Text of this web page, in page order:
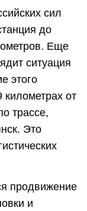
сил
до
Еще
ситуация
этого
километрах от
трассе,
Это
продвижение
и